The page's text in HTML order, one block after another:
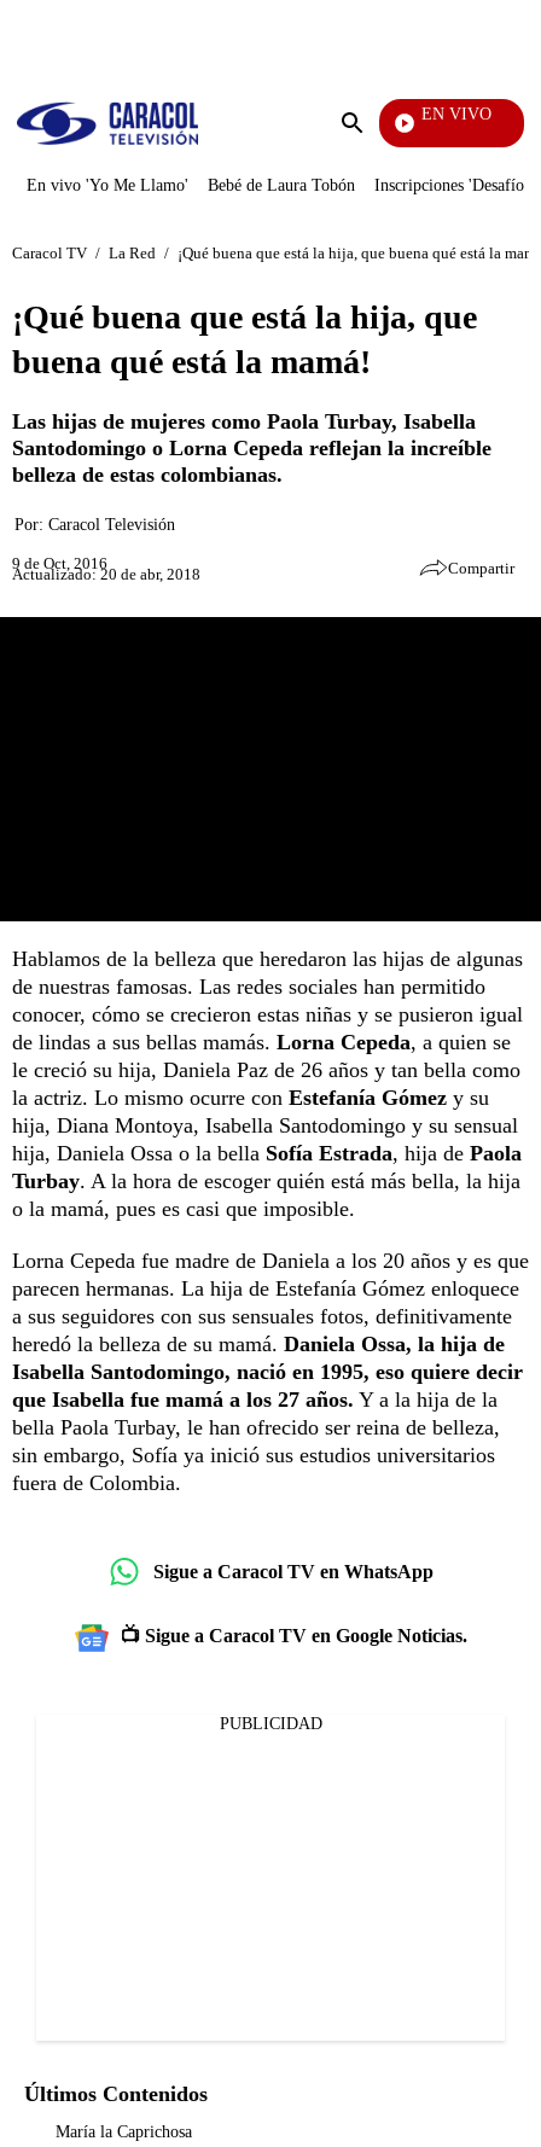
Enviar
EN VIVO
Doble Vía
En vivo 'Yo Me Llamo' Bebé de Laura Tobón Inscripciones 'Desafío'
Caracol TV / La Red / ¡Qué buena que está la hija, que buena qué está la
¡Qué buena que está la hija, que
buena qué está la mamá!
Las hijas de mujeres como Paola Turbay, Isabella
Santodomingo o Lorna Cepeda reflejan la increíble
belleza de estas colombianas.
Por: Caracol Televisión
9 de Oct, 2016
Actualizado: 20 de abr, 2018 Compartir
Hablamos de la belleza que heredaron las hijas de algunas
de nuestras famosas. Las redes sociales han permitido
conocer, cómo se crecieron estas niñas y se pusieron igual
de lindas a sus bellas mamás. Lorna Cepeda, a quien se
le creció su hija, Daniela Paz de 26 años y tan bella como
la actriz. Lo mismo ocurre con Estefanía Gómez y su
hija, Diana Montoya, Isabella Santodomingo y su sensual
hija, Daniela Ossa o la bella Sofía Estrada, hija de Paola
Turbay. A la hora de escoger quién está más bella, la hija
o la mamá, pues es casi que imposible.
Lorna Cepeda fue madre de Daniela a los 20 años y es que
parecen hermanas. La hija de Estefanía Gómez enloquece
a sus seguidores con sus sensuales fotos, definitivamente
heredó la belleza de su mamá. Daniela Ossa, la hija de
Isabella Santodomingo, nació en 1995, eso quiere decir
que Isabella fue mamá a los 27 años. Y a la hija de la
bella Paola Turbay, le han ofrecido ser reina de belleza,
sin embargo, Sofía ya inició sus estudios universitarios
fuera de Colombia.
Sigue a Caracol TV en WhatsApp
📺 Sigue a Caracol TV en Google Noticias.
PUBLICIDAD
Últimos Contenidos
María la Caprichosa